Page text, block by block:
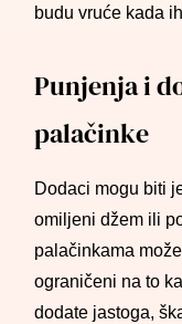
budu vruće kada
Punjenja i
palačinke
Dodaci mogu biti
omiljeni džem ili
palačinkama
ograničeni na to
dodate jastoga,